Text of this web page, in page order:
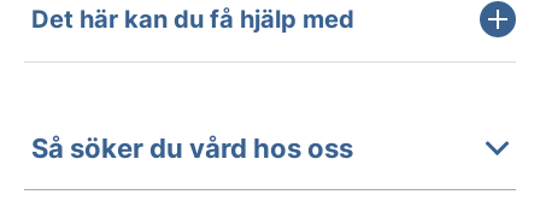
Det här kan du få hjälp med
Så söker du vård hos oss